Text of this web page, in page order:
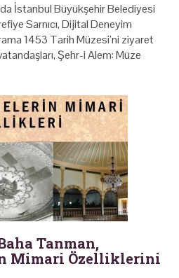
İstanbul Büyükşehir Belediyesi
Sarnıcı, Dijital Deneyim
1453 Tarih Müzesi’ni ziyaret
Şehr-i Alem: Müze
Tanman,
Mimari Özelliklerini